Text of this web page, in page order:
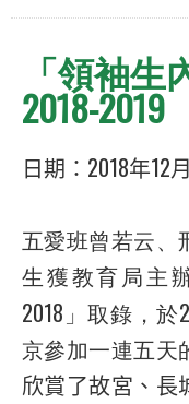
「領袖生
2018-2019
日期： 2018年12月
五愛班曾若云、
生獲教育局主
2018 」取錄，於
京參加一連五天
欣賞了故宮、長